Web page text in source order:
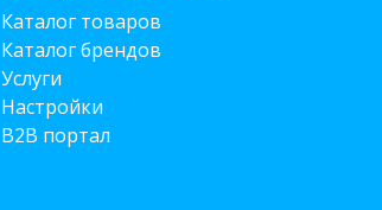
Каталог товаров
Каталог брендов
Услуги
Настройки
B2B портал